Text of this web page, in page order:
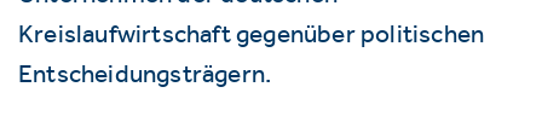
Kreislaufwirtschaft gegenüber politischen
Entscheidungsträgern.